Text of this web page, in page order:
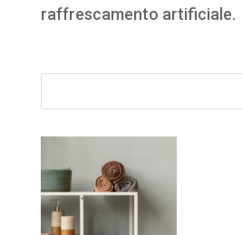
raffrescamento artificiale.